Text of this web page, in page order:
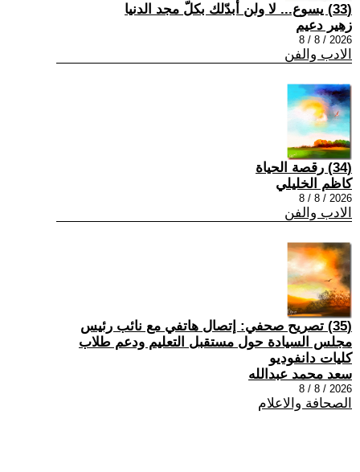
(33) يسوع... لا ولن أبدّلك بكلّ مجد الدنيا
زهير دعيم
2026 / 8 / 8
الادب والفن
(34) رقصة الحياة
كاظم الخليلي
2026 / 8 / 8
الادب والفن
(35) تصريح صحفي: إتصال هاتفي مع نائب رئيس
مجلس السيادة حول مستقبل التعليم ودعم طلاب
كليات دانفوديو
سعد محمد عبدالله
2026 / 8 / 8
الصحافة والاعلام